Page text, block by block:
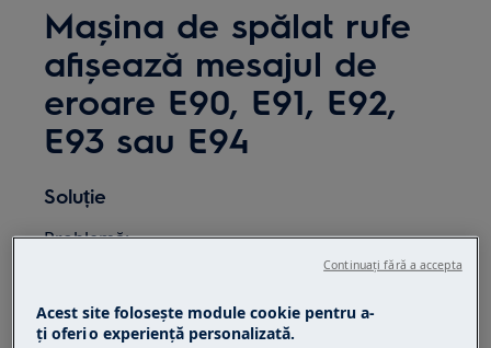
Mașina de spălat rufe
afișează mesajul de
eroare E90, E91, E92,
E93 sau E94
Soluție
Problemă:
eroare E90, E91, E92, E93 sau E94 Indică
probleme de configurare/comunicare cu
Acest site folosește module cookie pentru a-
ţi oferi o experienţă personalizată.
Continuați fără a accepta